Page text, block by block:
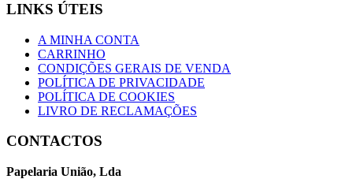
LINKS ÚTEIS
A MINHA CONTA
CARRINHO
CONDIÇÕES GERAIS DE VENDA
POLÍTICA DE PRIVACIDADE
POLÍTICA DE COOKIES
LIVRO DE RECLAMAÇÕES
CONTACTOS
Papelaria União, Lda